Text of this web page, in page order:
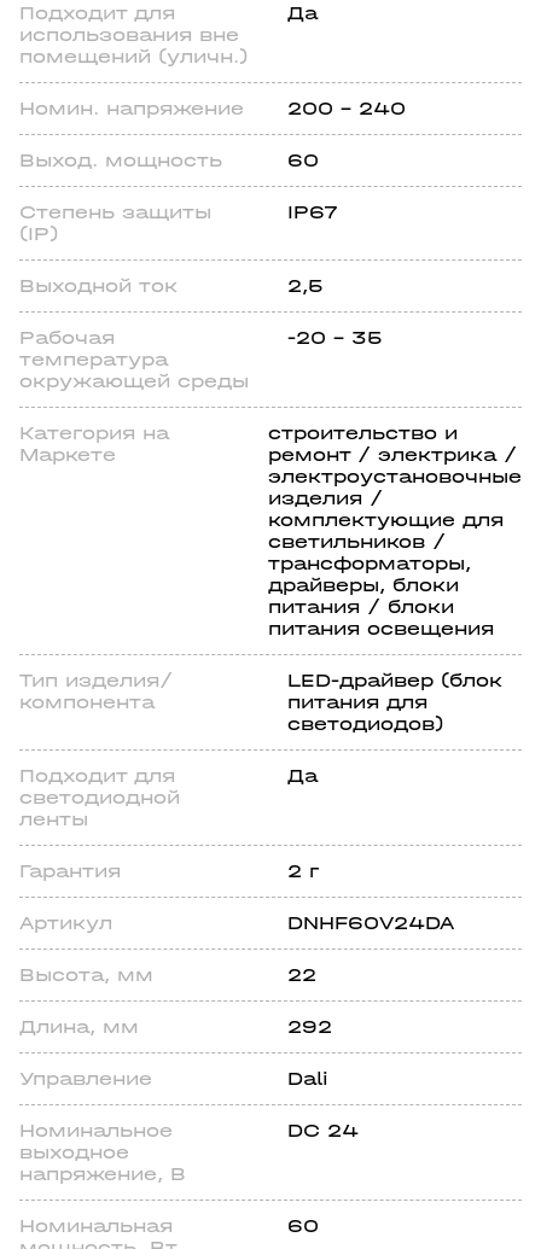
Подходит для
использования вне
помещений (уличн.)
Да
Номин. напряжение 200 - 240
Выход. мощность 60
Степень защиты
(IP)
IP67
Выходной ток 2,5
Рабочая
температура
окружающей среды
-20 - 35
Категория на
Маркете
строительство и
ремонт / электрика /
электроустановочные
изделия /
комплектующие для
светильников /
трансформаторы,
драйверы, блоки
питания / блоки
питания освещения
Тип изделия/
компонента
LED-драйвер (блок
питания для
светодиодов)
Подходит для
светодиодной
ленты
Да
Гарантия 2 г
Артикул DNHF60V24DA
Высота, мм 22
Длина, мм 292
Управлениe Dali
Номинальное
выходное
напряжение, В
DC 24
Номинальная
60